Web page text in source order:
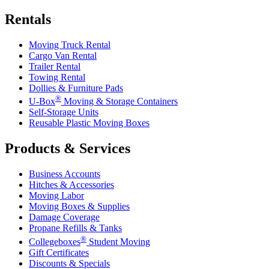
Rentals
Moving Truck Rental
Cargo Van Rental
Trailer Rental
Towing Rental
Dollies & Furniture Pads
U-Box® Moving & Storage Containers
Self-Storage Units
Reusable Plastic Moving Boxes
Products & Services
Business Accounts
Hitches & Accessories
Moving Labor
Moving Boxes & Supplies
Damage Coverage
Propane Refills & Tanks
Collegeboxes® Student Moving
Gift Certificates
Discounts & Specials